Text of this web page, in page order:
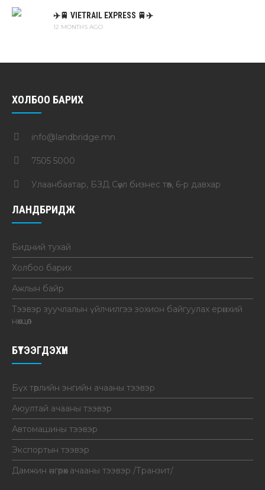
✈️🚆 VIETRAIL EXPRESS 🚆✈️
12 MONTHS AGO
ХОЛБОО БАРИХ
info@landbridge.mn
7505 5000
Улаанбаатар, БЗД Сөүл бизнес төв, 6-р давхар
ЛАНДБРИДЖ
Бидний тухай
Холбоо барих
Ажлын байр
Тээвэр зуучлалын үйлчилгээ зохион байгуулах ерөнхий
нөхцөл
БҮТЭЭГДЭХҮҮН
Бүх төрлийн энгийн ачааны тээвэр
Аюултай ачааны тээвэр
Автомашины тээвэр
Экспортын тээвэр
Дамжин өнгөрөх ачааны тээвэр /Транзит/